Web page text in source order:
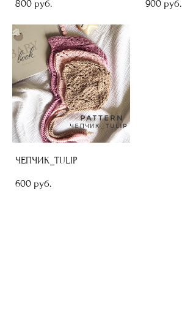
800 pуб. 900 pуб.
ЧЕПЧИК_TULIP
600 pуб.